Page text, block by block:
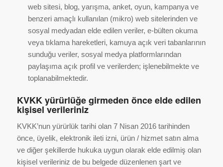
web sitesi, blog, yarışma, anket, oyun, kampanya ve
benzeri amaçlı kullanılan (mikro) web sitelerinden ve
sosyal medyadan elde edilen veriler, e-bülten okuma
veya tıklama hareketleri, kamuya açık veri tabanlarının
sunduğu veriler, sosyal medya platformlarından
paylaşıma açık profil ve verilerden; işlenebilmekte ve
toplanabilmektedir.
KVKK yürürlüğe girmeden önce elde edilen
kişisel verileriniz
KVKK’nun yürürlük tarihi olan 7 Nisan 2016 tarihinden
önce, üyelik, elektronik ileti izni, ürün / hizmet satın alma
ve diğer şekillerde hukuka uygun olarak elde edilmiş olan
kişisel verileriniz de bu belgede düzenlenen şart ve